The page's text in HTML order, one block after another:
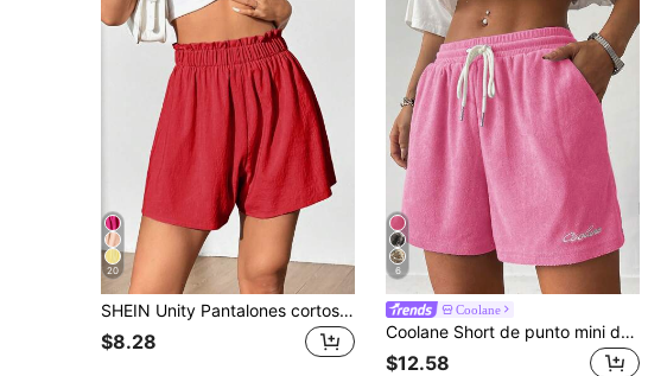
20
SHEIN Unity Pantalones cortos de pierna ancha de cintura con bolsa de papel de unicolor para ropa de Año Nuevo
$8.28
6
Coolane
Coolane Short de punto mini de verano con bordado para mujer
$12.58